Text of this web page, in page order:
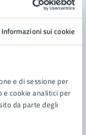
Informazioni sui cookie
e di sessione per
cookie analitici per
da parte degli